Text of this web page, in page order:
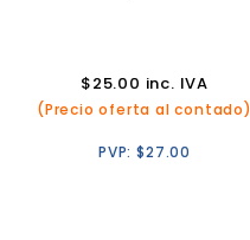
$25.00 inc. IVA
(Precio oferta al contado)
PVP:$27.00